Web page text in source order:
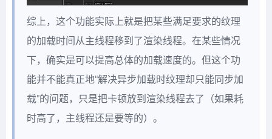
综上，这个功能实际上就是把某些满足要求的纹理
的加载时间从主线程移到了渲染线程。在某些情况
下，确实是可以提高总体的加载速度的。但这个功
能并不能真正地“解决异步加载时纹理却只能同步加
载”的问题，只是把卡顿放到渲染线程去了（如果耗
时高了，主线程还是要等的）。